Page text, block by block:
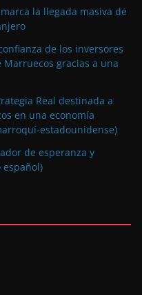
la llegada masiva de
de los inversores
gracias a una
Real destinada a
en una economía
estadounidense)
de esperanza y